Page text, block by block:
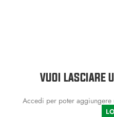
VUOI LASCIARE
Accedi per poter aggiungere